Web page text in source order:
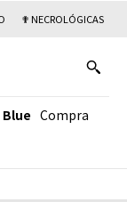
✟ NECROLÓGICAS
Compra